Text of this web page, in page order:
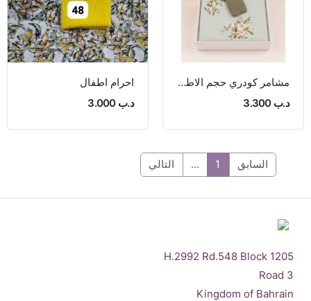
مشامر كودري حجم الاطفال مقاس 52 الى 54
د.ب 3.300
احرام اطفال
د.ب 3.000
السابق 1
... التالي
H.2992 Rd.548 Block 1205
Road 3
Kingdom of Bahrain